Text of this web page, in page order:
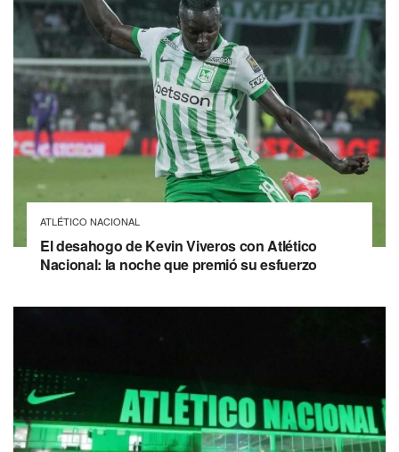
ATLÉTICO NACIONAL
El desahogo de Kevin Viveros con Atlético
Nacional: la noche que premió su esfuerzo